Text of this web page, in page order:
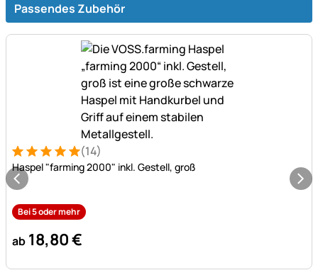
Passendes Zubehör
Bewertung: 5 von 5 (14 Bewertungen)
14 Bewertungen
(14)
Haspel "farming 2000" inkl. Gestell, groß
Bei 5 oder mehr
ab 18,80€